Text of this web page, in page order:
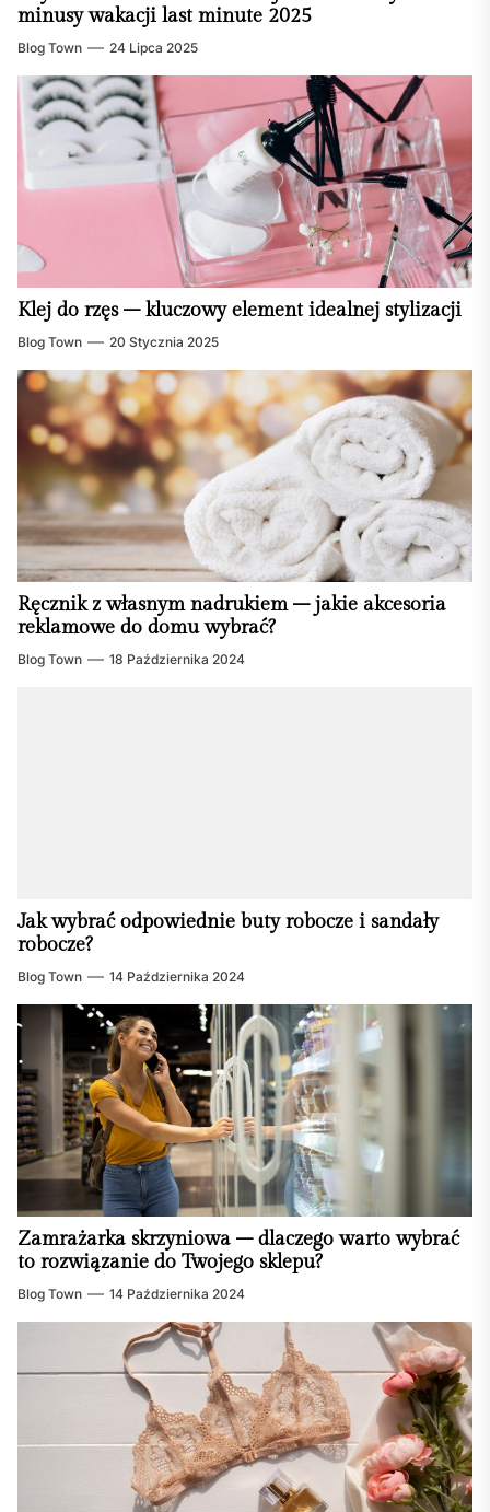
minusy wakacji last minute 2025
Blog Town 24 Lipca 2025
Klej do rzęs – kluczowy element idealnej stylizacji
Blog Town 20 Stycznia 2025
Ręcznik z własnym nadrukiem – jakie akcesoria
reklamowe do domu wybrać?
Blog Town 18 Października 2024
Jak wybrać odpowiednie buty robocze i sandały
robocze?
Blog Town 14 Października 2024
Zamrażarka skrzyniowa – dlaczego warto wybrać
to rozwiązanie do Twojego sklepu?
Blog Town 14 Października 2024